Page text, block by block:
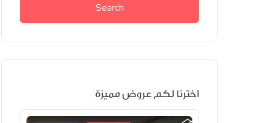
Search
اخترنا لكم عروض مميزة